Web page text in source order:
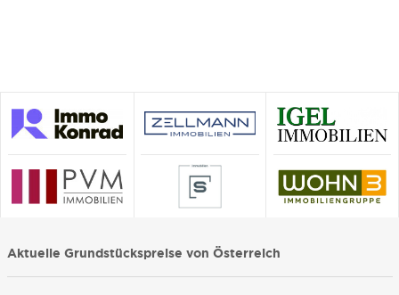
Aktuelle Grundstückspreise von Österreich